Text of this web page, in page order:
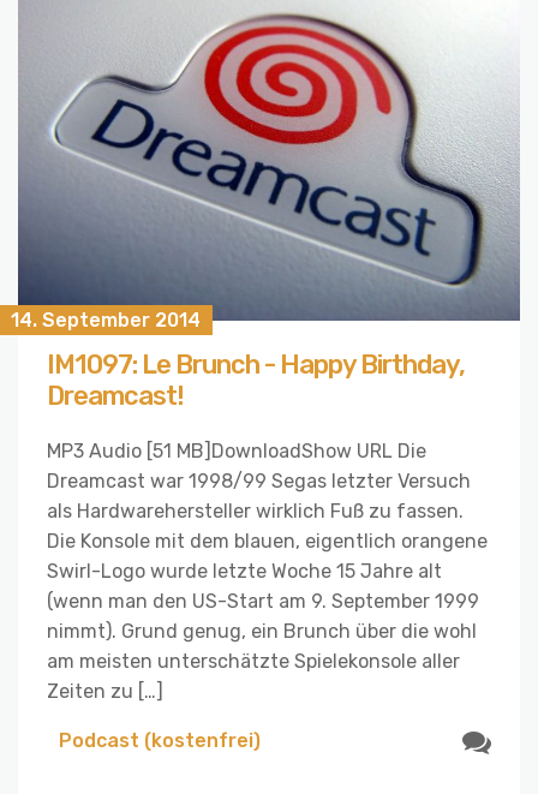
14. September 2014
IM1097: Le Brunch - Happy Birthday,
Dreamcast!
MP3 Audio [51 MB]DownloadShow URL Die
Dreamcast war 1998/99 Segas letzter Versuch
als Hardwarehersteller wirklich Fuß zu fassen.
Die Konsole mit dem blauen, eigentlich orangene
Swirl-Logo wurde letzte Woche 15 Jahre alt
(wenn man den US-Start am 9. September 1999
nimmt). Grund genug, ein Brunch über die wohl
am meisten unterschätzte Spielekonsole aller
Zeiten zu […]
Podcast (kostenfrei)